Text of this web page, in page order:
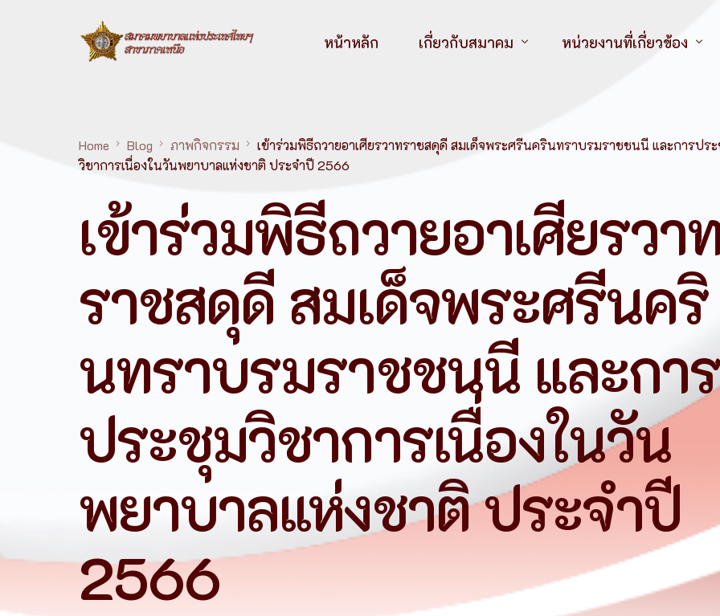
หน้าหลัก เกี่ยวกับสมาคม
นายกฯ อดีตถึงปัจจุบัน
โครงสร้างคณะกรรมการบริหารสมาคมฯ
ระเบียบสวัสดิการสมาชิก สมาคมพยาบาลฯ
หนังสือที่ระลึก 60 ปี สมาคมพยาบาลแห่งประเทศไทยฯ
โลโก้สมาคมพยาบาลฯ ภาคเหนือ
เว็บไซต์เดิม
หน่วยงานที่เกี่ยวข้อง
องค์กรวิชาชีพพยาบาล
สถาบันการศึกษา
Home Blog ภาพกิจกรรม
เข้าร่วมพิธีถวายอาเศียรวาทราชสดุดี สมเด็จพระศรีนครินทราบรมราชชนนี และการปร
วิชาการเนื่องในวันพยาบาลแห่งชาติ ประจำปี 2566
เข้าร่วมพิธีถวายอาเศียรวา
ราชสดุดี สมเด็จพระศรีนคริ
นทราบรมราชชนนี และกา
ประชุมวิชาการเนื่องในวัน
พยาบาลแห่งชาติ ประจำปี
2566